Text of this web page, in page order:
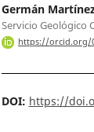
Germán
Servicio Geológico
https://orcid.org/
DOI: https://